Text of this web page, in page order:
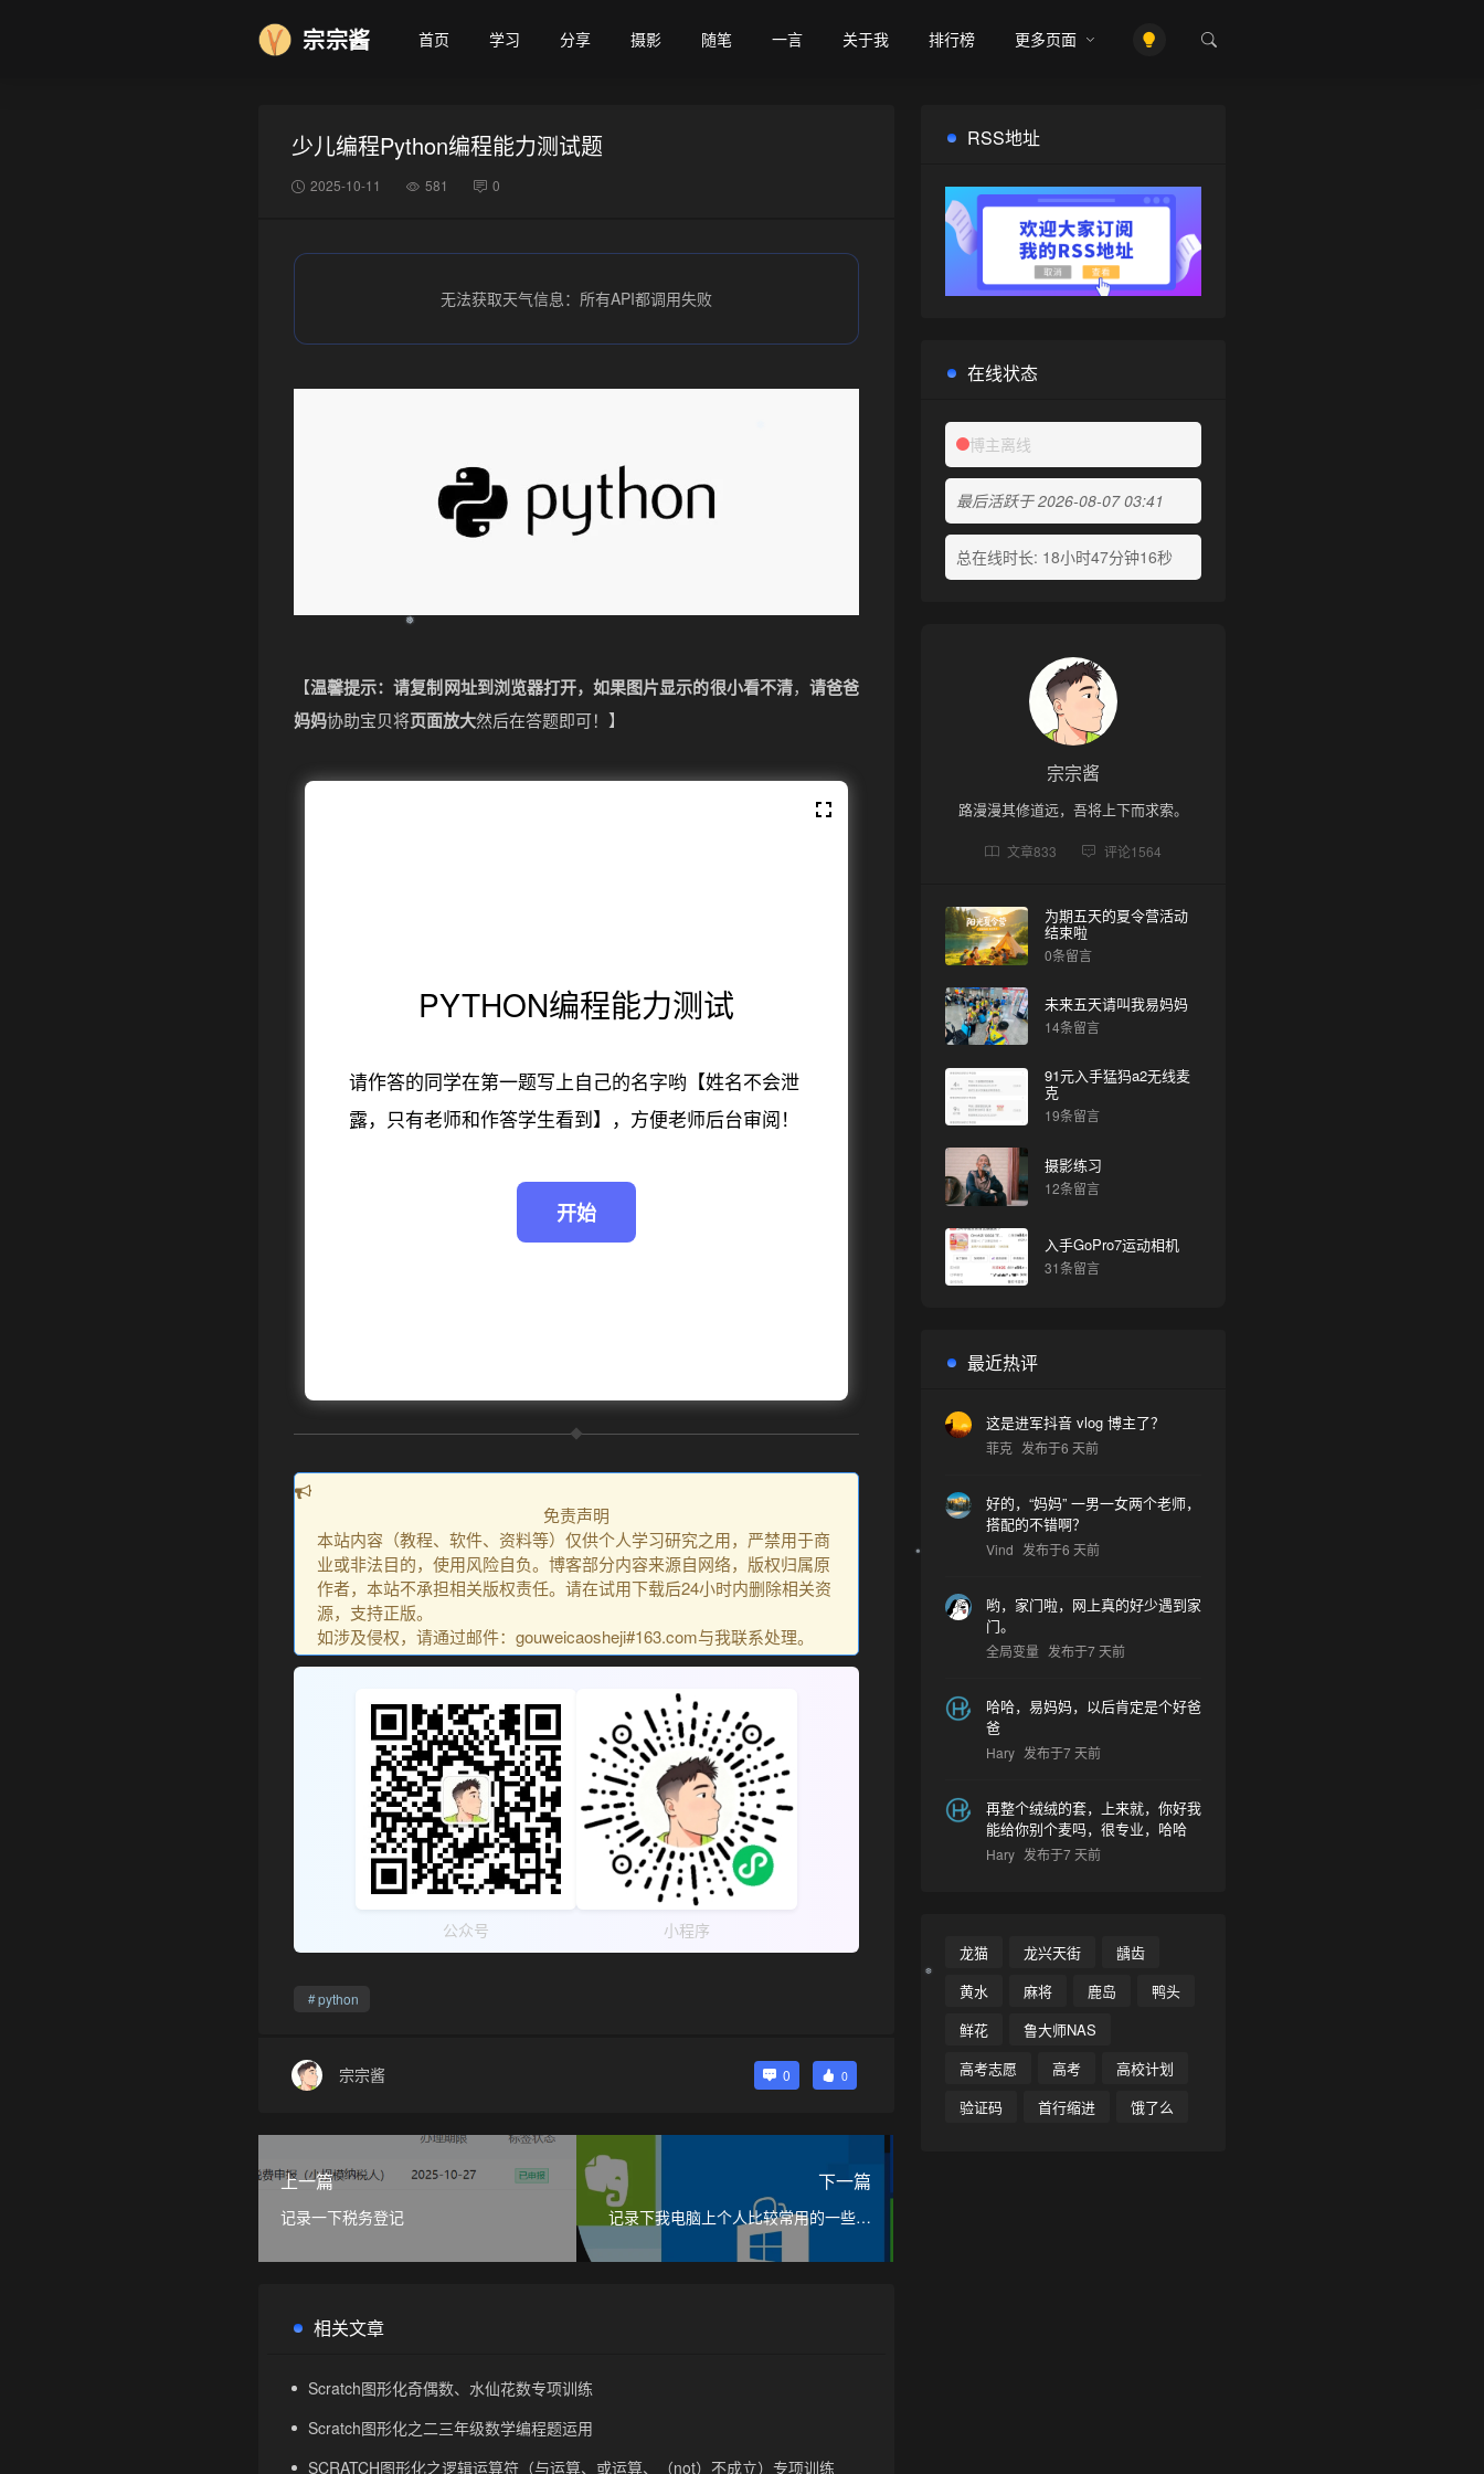
❅
宗宗酱 首页 学习 分享 摄影 随笔 一言 关于我 排行榜 更多页面
少儿编程Python编程能力测试题
2025-10-11 581 0
无法获取天气信息：所有API都调用失败
【温馨提示：请复制网址到浏览器打开，如果图片显示的很小看不清， 请爸爸
妈妈协助宝贝将页面放大然后在答题即可！】
PYTHON编程能力测试
请作答的同学在第一题写上自己的名字哟【姓名不会泄
露，只有老师和作答学生看到】，方便老师后台审阅！
免责声明
本站内容（教程、软件、资料等）仅供个人学习研究之用，严禁用于商
业或非法目的，使用风险自负。博客部分内容来源自网络，版权归属原
作者，本站不承担相关版权责任。请在试用下载后24小时内删除相关资
源，支持正版。
如涉及侵权，请通过邮件：gouweicaosheji#163.com与我联系处理。
公众号 小程序
python
宗宗酱 0 0
上一篇
记录一下税务登记
下一篇
记录下我电脑上个人比较常用的一些电
相关文章
Scratch图形化奇偶数、水仙花数专项训练
Scratch图形化之二三年级数学编程题运用
SCRATCH图形化之逻辑运算符（与运算、或运算、（not）不成立）专项训练
RSS地址
在线状态
博主离线
最后活跃于 2026-08-07 03:41
总在线时长: 18小时47分钟16秒
宗宗酱
路漫漫其修道远，吾将上下而求索。
文章833 评论1564
为期五天的夏令营活动
结束啦
0条留言
未来五天请叫我易妈妈
14条留言
91元入手猛犸a2无线麦
克
19条留言
摄影练习
12条留言
入手GoPro7运动相机
31条留言
最近热评
这是进军抖音 vlog 博主了？
菲克 发布于6 天前
好的，“妈妈” 一男一女两个老师，
搭配的不错啊？
Vind 发布于6 天前
哟，家门啦，网上真的好少遇到家
门。
全局变量 发布于7 天前
哈哈，易妈妈，以后肯定是个好爸
爸
Hary 发布于7 天前
再整个绒绒的套，上来就，你好我
能给你别个麦吗，很专业，哈哈
Hary 发布于7 天前
龙猫 龙兴天街
龋齿
黄水
麻将 鹿岛
鸭头
鲜花
鲁大师NAS
高考志愿
高考
高校计划
验证码
首行缩进 饿了么